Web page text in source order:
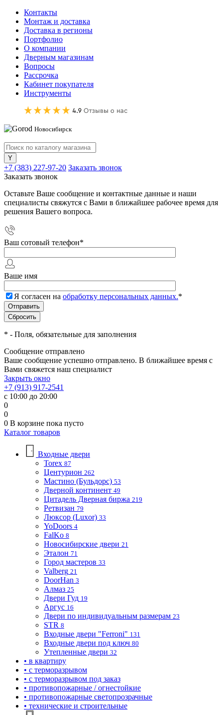
Контакты
Монтаж и доставка
Доставка в регионы
Портфолио
О компании
Дверным магазинам
Вопросы
Рассрочка
Кабинет покупателя
Инструменты
Новосибирск
+7 (383) 227-97-20 Заказать звонок
Заказать звонок
Оставьте Ваше сообщение и контактные данные и наши
специалисты свяжутся с Вами в ближайшее рабочее время для
решения Вашего вопроса.
Ваш сотовый телефон*
Ваше имя
Я согласен на обработку персональных данных.*
* - Поля, обязательные для заполнения
Сообщение отправлено
Ваше сообщение успешно отправлено. В ближайшее время с
Вами свяжется наш специалист
Закрыть окно
+7 (913) 917-2541
с 10:00 до 20:00
0
0
0 В корзине пока пусто
Каталог товаров
Входные двери
Torex 87
Центурион 262
Мастино (Бульдорс) 53
Дверной континент 49
Цитадель Дверная биржа 219
Ретвизан 79
Люксор (Luxor) 33
YoDoors 4
FalKo 8
Новосибирские двери 21
Эталон 71
Город мастеров 33
Valberg 21
DoorHan 3
Алмаз 25
Двери Гуд 19
Аргус 16
Двери по индивидуальным размерам 23
STR 8
Входные двери "Ferroni" 131
Входные двери под ключ 80
Утепленные двери 32
• в квартиру
• с терморазрывом
• с терморазрывом под заказ
• противопожарные / огнестойкие
• противопожарные светопрозрачные
• технические и строительные